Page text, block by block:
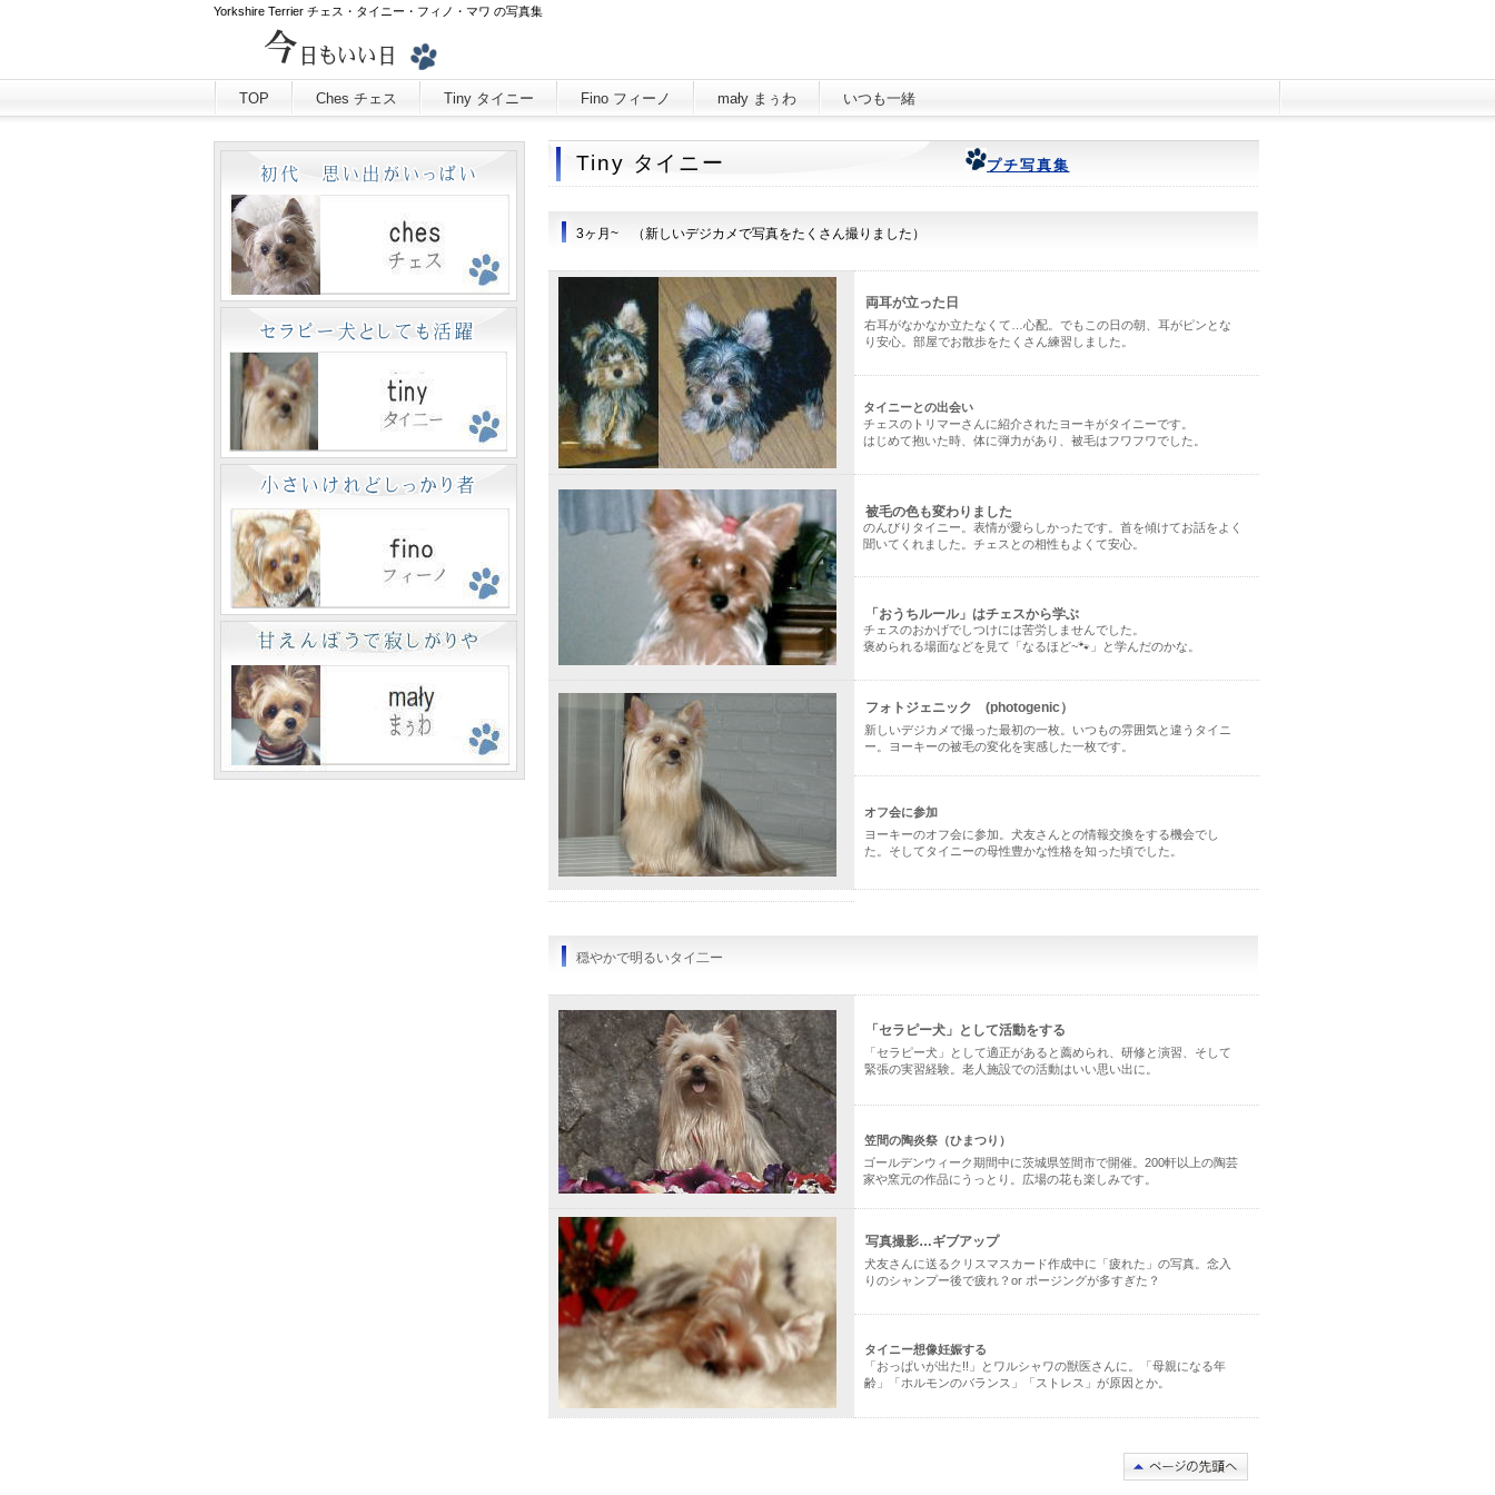
Yorkshire Terrier チェス・タイニー・フィノ・マワ の写真集
Tiny タイニー プチ写真集
3ヶ月~ （新しいデジカメで写真をたくさん撮りました）
両耳が立った日
右耳がなかなか立たなくて…心配。でもこの日の朝、耳がピンとな
り安心。部屋でお散歩をたくさん練習しました。
タイニーとの出会い
チェスのトリマーさんに紹介されたヨーキがタイニーです。
はじめて抱いた時、体に弾力があり、被毛はフワフワでした。
被毛の色も変わりました
のんびりタイニー。表情が愛らしかったです。首を傾けてお話をよく
聞いてくれました。チェスとの相性もよくて安心。
「おうちルール」はチェスから学ぶ
チェスのおかげでしつけには苦労しませんでした。
褒められる場面などを見て「なるほど~🐾」と学んだのかな。
フォトジェニック (photogenic）
新しいデジカメで撮った最初の一枚。いつもの雰囲気と違うタイニ
ー。ヨーキーの被毛の変化を実感した一枚です。
オフ会に参加
ヨーキーのオフ会に参加。犬友さんとの情報交換をする機会でし
た。そしてタイニーの母性豊かな性格を知った頃でした。
穏やかで明るいタイ二ー
「セラピー犬」として活動をする
「セラピー犬」として適正があると薦められ、研修と演習、そして
緊張の実習経験。老人施設での活動はいい思い出に。
笠間の陶炎祭（ひまつり）
ゴールデンウィーク期間中に茨城県笠間市で開催。200軒以上の陶芸
家や窯元の作品にうっとり。広場の花も楽しみです。
写真撮影…ギブアップ
犬友さんに送るクリスマスカード作成中に「疲れた」の写真。念入
りのシャンプー後で疲れ？or ポージングが多すぎた？
タイニー想像妊娠する
「おっぱいが出た!!」とワルシャワの獣医さんに。「母親になる年
齢」「ホルモンのバランス」「ストレス」が原因とか。
TOP Ches チェス Tiny タイニー Fino フィーノ mały まぅわ いつも一緒